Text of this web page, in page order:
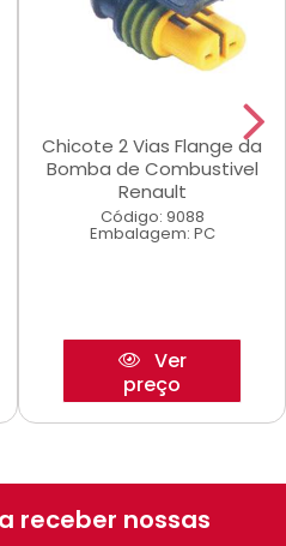
Chicote 2 Vias Flange da
Bomba de Combustivel
Renault
Código: 9088
Embalagem: PC
Ver
preço
receber nossas